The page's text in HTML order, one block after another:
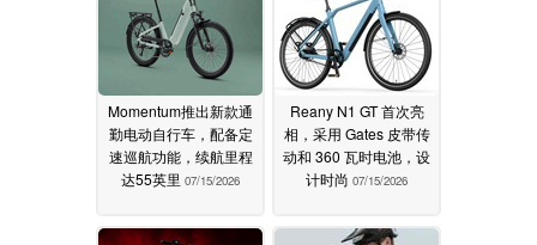
Momentum推出新款通
勤电动自行车，配备定
速巡航功能，续航里程
达55英里 07/15/2026
Reany N1 GT 首次亮
相，采用 Gates 皮带传
动和 360 瓦时电池，设
计时尚 07/15/2026